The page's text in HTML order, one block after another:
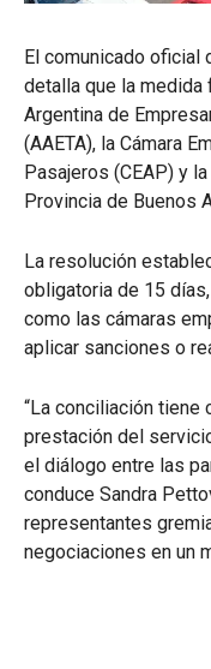
El comunicado oficial
detalla que la
Argentina de
(AAETA), la Cámara
Pasajeros (CEAP) y
Provincia de Buenos
La resolución
obligatoria de 15
como las cámaras
aplicar sanciones o
“La conciliación tiene
prestación del
el diálogo entre las
conduce Sandra
representantes
negociaciones en un